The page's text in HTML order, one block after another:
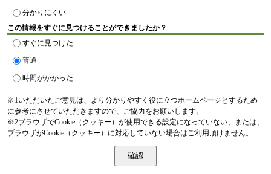
分かりにくい
この情報をすぐに見つけることができましたか？
すぐに見つけた
普通
時間がかかった
※1いただいたご意見は、より分かりやすく役に立つホームページとするため
に参考にさせていただきますので、ご協力をお願いします。
※2ブラウザでCookie（クッキー）が使用できる設定になっていない、または、
ブラウザがCookie（クッキー）に対応していない場合はご利用頂けません。